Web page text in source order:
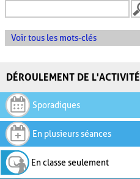
Voir tous les mots-clés
DÉROULEMENT DE L'ACTIVITÉ
Sporadiques
En plusieurs séances
En classe seulement